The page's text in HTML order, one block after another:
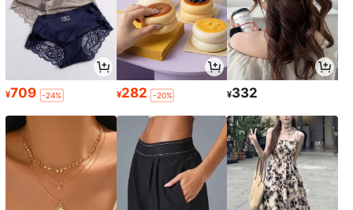
¥709 -24% ¥282 -20% ¥332